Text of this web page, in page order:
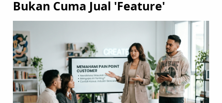
Logistik
Bukan Cuma Jual 'Feature'